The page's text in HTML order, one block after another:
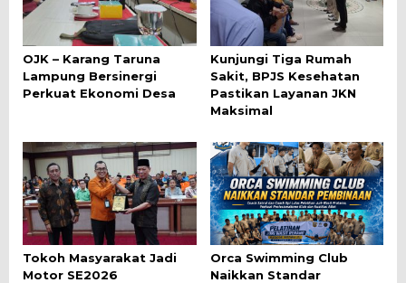
OJK – Karang Taruna
Lampung Bersinergi
Perkuat Ekonomi Desa
Kunjungi Tiga Rumah
Sakit, BPJS Kesehatan
Pastikan Layanan JKN
Maksimal
Tokoh Masyarakat Jadi
Motor SE2026
Orca Swimming Club
Naikkan Standar